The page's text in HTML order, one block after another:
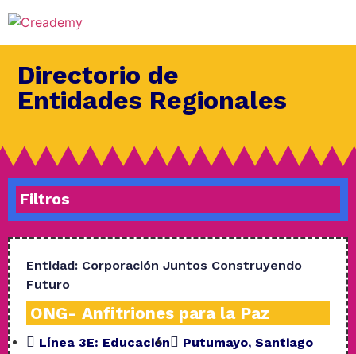
Directorio de
Entidades Regionales
Filtros
Entidad: Corporación Juntos Construyendo
Futuro
ONG- Anfitriones para la Paz
Línea 3E: Educación Putumayo, Santiago